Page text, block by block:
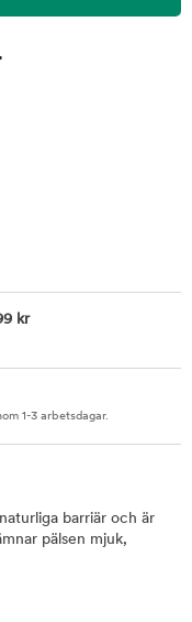
kr
1-3 arbetsdagar.
barriär och är
pälsen mjuk,